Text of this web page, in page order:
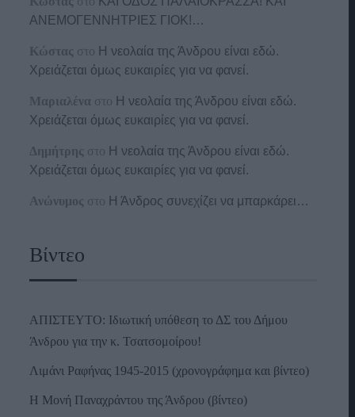
ΑΝΕΜΟΓΕΝΝΗΤΡΙΕΣ ΓΙΟΚ!…
Κώστας στο Η νεολαία της Άνδρου είναι εδώ.
Χρειάζεται όμως ευκαιρίες για να φανεί.
Μαριαλένα στο Η νεολαία της Άνδρου είναι εδώ.
Χρειάζεται όμως ευκαιρίες για να φανεί.
Δημήτρης στο Η νεολαία της Άνδρου είναι εδώ.
Χρειάζεται όμως ευκαιρίες για να φανεί.
Ανώνυμος στο Η Άνδρος συνεχίζει να μπαρκάρει…
Βίντεο
ΑΠΙΣΤΕΥΤΟ: Ιδιωτική υπόθεση το ΔΣ του Δήμου
Άνδρου για την κ. Τσατσομοίρου!
Λιμάνι Ραφήνας 1945-2015 (χρονογράφημα και βίντεο)
Η Μονή Παναχράντου της Άνδρου (βίντεο)